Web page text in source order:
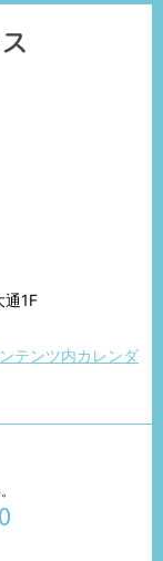
通1F
テンツ内カレンダ